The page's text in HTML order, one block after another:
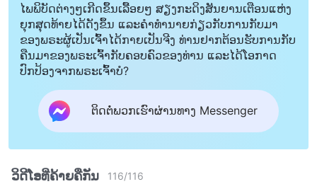
ໄພພິບັດຕ່າງໆເກີດຂຶ້ນເລື້ອຍໆ ສຽງກະດິງສັນຍານເຕືອນແຫ່ງ
ຍຸກສຸດທ້າຍໄດ້ດັງຂຶ້ນ ແລະຄໍາທໍານາຍກ່ຽວກັບການກັບມາ
ຂອງພຣະຜູ້ເປັນເຈົ້າໄດ້ກາຍເປັນຈີງ ທ່ານຢາກຕ້ອນຮັບການກັບ
ຄືນມາຂອງພຣະເຈົ້າກັບຄອບຄົວຂອງທ່ານ ແລະໄດ້ໂອກາດ
ປົກປ້ອງຈາກພຣະເຈົ້າບໍ?
ຕິດຕໍ່ພວກເຮົາຜ່ານທາງ Messenger
ວິດີໂອທີ່ຄ້າຍຄືກັນ 116/116